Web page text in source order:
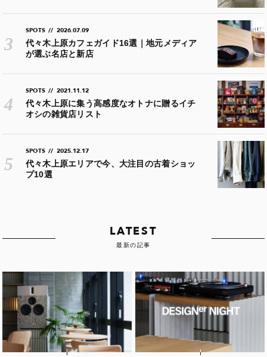
SPOTS // 2026.07.09
代々木上原カフェガイド16選｜地元メディア
が選ぶ名店と新店
SPOTS // 2021.11.12
代々木上原に集う高感度なオトナに贈るイチ
オシの雑貨店リスト
SPOTS // 2025.12.17
代々木上原エリアで今、大注目の古着ショッ
プ10選
LATEST
最新の記事